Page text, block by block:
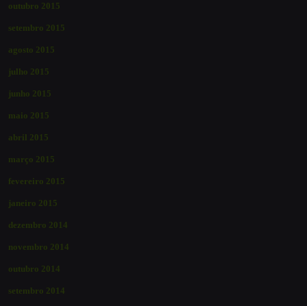
outubro 2015
setembro 2015
agosto 2015
julho 2015
junho 2015
maio 2015
abril 2015
março 2015
fevereiro 2015
janeiro 2015
dezembro 2014
novembro 2014
outubro 2014
setembro 2014